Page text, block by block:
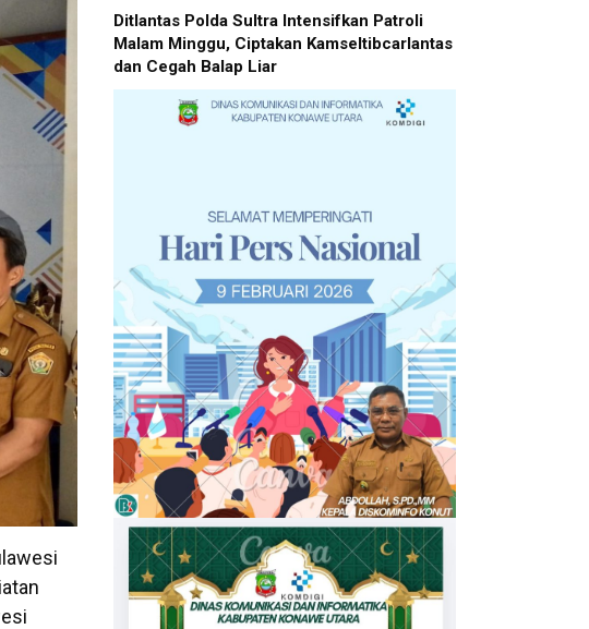
Ditlantas Polda Sultra Intensifkan Patroli
Malam Minggu, Ciptakan Kamseltibcarlantas
dan Cegah Balap Liar